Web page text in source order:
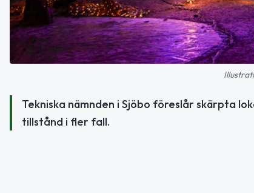
Tekniska nämnden i Sjöbo föreslår skärpta
tillstånd i fler fall.